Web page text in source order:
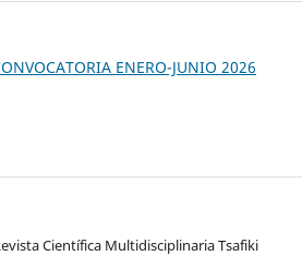
ENERO-JUNIO 2026
Científica Multidisciplinaria Tsafiki